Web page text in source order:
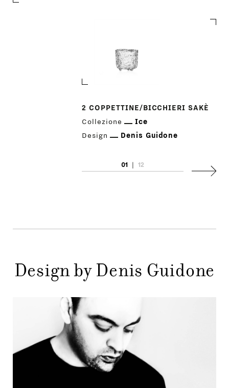
PRINCIPALE
PRODOTTI
DESIGNER
NEWS
CONTATTI
2 COPPETTINE/BICCHIERI SAKÈ
Collezione
Ice
Design
Denis Guidone
01 | 12
Design by Denis Guidone